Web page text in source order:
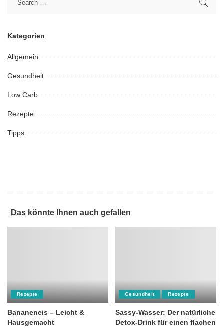
Kategorien
Allgemein
Gesundheit
Low Carb
Rezepte
Tipps
Das könnte Ihnen auch gefallen
Rezepte
Bananeneis – Leicht &
Hausgemacht
Gesundheit Rezepte
Sassy-Wasser: Der natürliche
Detox-Drink für einen flachen